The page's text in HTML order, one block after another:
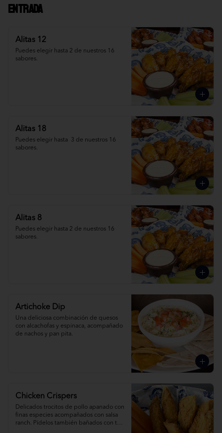
Entrada
Alitas 12
Puedes elegir hasta 2 de nuestros 16
sabores.
Alitas 18
Puedes elegir hasta  3 de nuestros 16
sabores.
Alitas 8
Puedes elegir hasta 2 de nuestros 16
sabores.
Artichoke Dip
Una deliciosa combinación de quesos
con alcachofas y espinaca, acompañado
de nachos y pan pita.
Chicken Crispers
Delicados trocitos de pollo apanado con
finas especies acompañados con salsa
ranch. Pídelos también bañados con tu